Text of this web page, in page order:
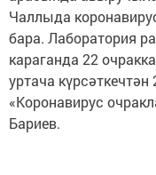
Чаллыда
бара. Лаборатория
караганда 22
уртача
«Коронавирус
Бариев.